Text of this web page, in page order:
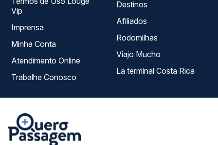
Vip
Imprensa
Minha Conta
Atendimento Online
Trabalhe Conosco
Destinos
Afiliados
Rodomilhas
Viajo Mucho
La terminal Costa Rica